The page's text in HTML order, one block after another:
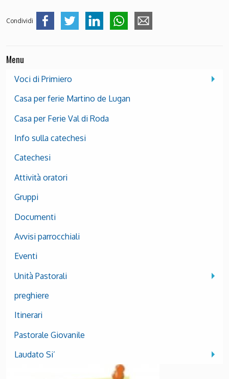
Condividi
Menu
Voci di Primiero
Casa per ferie Martino de Lugan
Casa per Ferie Val di Roda
Info sulla catechesi
Catechesi
Attività oratori
Gruppi
Documenti
Avvisi parrocchiali
Eventi
Unità Pastorali
preghiere
Itinerari
Pastorale Giovanile
Laudato Si’